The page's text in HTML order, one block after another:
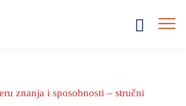
znanja i sposobnosti – stručni